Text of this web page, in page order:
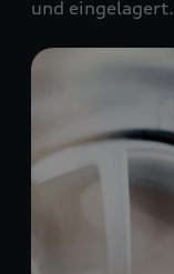
und eingelagert.